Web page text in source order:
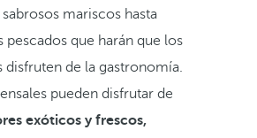
mariscos hasta
pescados que harán que los
disfruten de la gastronomía.
pueden disfrutar de
exóticos y frescos,